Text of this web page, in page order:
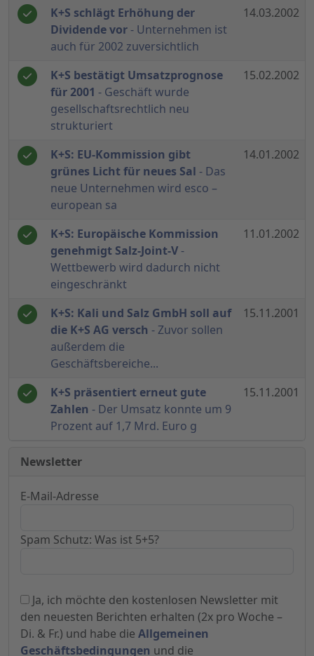
K+S schlägt Erhöhung der
Dividende vor - Unternehmen ist
auch für 2002 zuversichtlich
14.03.2002
K+S bestätigt Umsatzprognose
für 2001 - Geschäft wurde
gesellschaftsrechtlich neu
strukturiert
15.02.2002
K+S: EU-Kommission gibt
grünes Licht für neues Sal - Das
neue Unternehmen wird esco –
european sa
14.01.2002
K+S: Europäische Kommission
genehmigt Salz-Joint-V-
Wettbewerb wird dadurch nicht
eingeschränkt
11.01.2002
K+S: Kali und Salz GmbH soll auf
die K+S AG versch - Zuvor sollen
außerdem die
Geschäftsbereiche...
15.11.2001
K+S präsentiert erneut gute
Zahlen - Der Umsatz konnte um 9
Prozent auf 1,7 Mrd. Euro g
15.11.2001
Newsletter
E-Mail-Adresse
Spam Schutz: Was ist 5+5?
Ja, ich möchte den kostenlosen Newsletter mit
den neuesten Berichten erhalten (2x pro Woche –
Di. & Fr.) und habe die Allgemeinen
Geschäftsbedingungen und die